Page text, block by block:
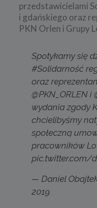
przedstawicielami
i gdańskiego oraz
PKN Orlen i Grupy
Spotykamy się
#Solidarność
oraz
@PKN_ORLENi
wydania zgody
chcielibyśmy
społeczną
pracowników
pic.twitter.com/
— Daniel
2019